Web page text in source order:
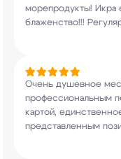
морепродукты! Икра
блаженство!!!
Очень душевное
профессиональным
картой,
представленным